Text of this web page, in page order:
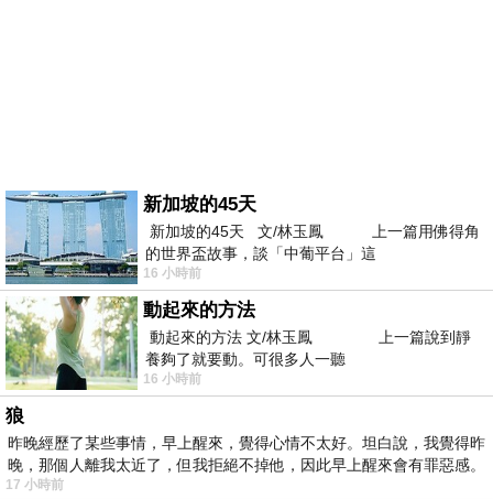
新加坡的45天
新加坡的45天 文/林玉鳳 上一篇用佛得角
的世界盃故事，談「中葡平台」這
16 小時前
動起來的方法
動起來的方法 文/林玉鳳 上一篇說到靜
養夠了就要動。可很多人一聽
16 小時前
狼
昨晚經歷了某些事情，早上醒來，覺得心情不太好。坦白說，我覺得昨
晚，那個人離我太近了，但我拒絕不掉他，因此早上醒來會有罪惡感。
17 小時前